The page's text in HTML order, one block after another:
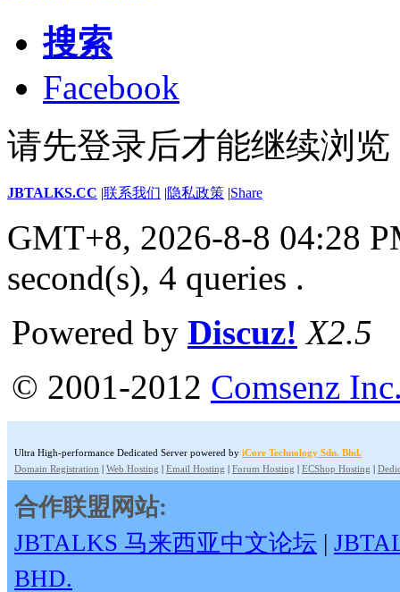
搜索
Facebook
请先登录后才能继续浏览
JBTALKS.CC |联系我们 |隐私政策 |Share
GMT+8, 2026-8-8 04:28
second(s), 4 queries .
Powered by Discuz! X2.5
© 2001-2012 Comsenz
Ultra High-performance Dedicated Server powered by iCore Technology Sdn. Bhd.
Domain Registration | Web Hosting | Email Hosting | Forum Hosting | ECShop Hosting |
合作联盟网站:
JBTALKS 马来西亚中文论坛 |
BHD.